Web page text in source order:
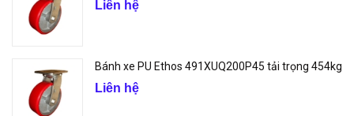
Liên hệ
Bánh xe PU Ethos 491XUQ200P45 tải trọng 454kg
Liên hệ